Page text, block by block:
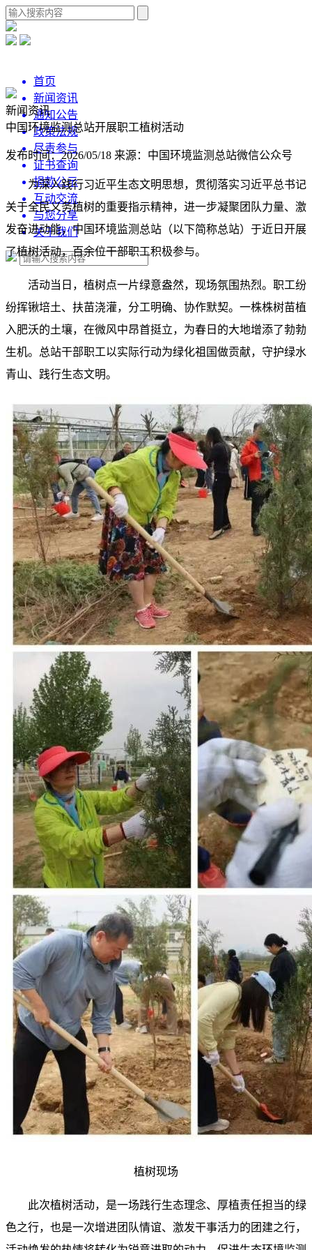
首页
新闻资讯
通知公告
政策法规
尽责参与
证书查询
捐款公示
互动交流
与您分享
关于我们
新闻资讯
中国环境监测总站开展职工植树活动
发布时间：2026/05/18 来源：中国环境监测总站微信公众号
为深入践行习近平生态文明思想，贯彻落实习近平总书记
关于全民义务植树的重要指示精神，进一步凝聚团队力量、激
发奋进动能，中国环境监测总站（以下简称总站）于近日开展
了植树活动，百余位干部职工积极参与。
活动当日，植树点一片绿意盎然，现场氛围热烈。职工纷
纷挥锹培土、扶苗浇灌，分工明确、协作默契。一株株树苗植
入肥沃的土壤，在微风中昂首挺立，为春日的大地增添了勃勃
生机。总站干部职工以实际行动为绿化祖国做贡献，守护绿水
青山、践行生态文明。
植树现场
此次植树活动，是一场践行生态理念、厚植责任担当的绿
色之行，也是一次增进团队情谊、激发干事活力的团建之行，